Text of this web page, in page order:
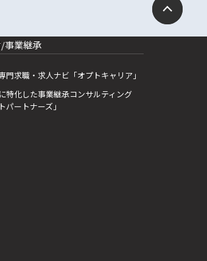
事業継承
門求職・求人ナビ「オプトキャリア」
特化した事業継承コンサルティング
パートナーズ」